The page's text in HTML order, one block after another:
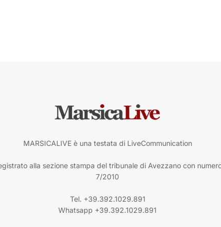
MARSICALIVE è una testata di LiveCommunication
alla sezione stampa del tribunale di Avezzano con
7/2010
Tel. +39.392.1029.891
Whatsapp +39.392.1029.891